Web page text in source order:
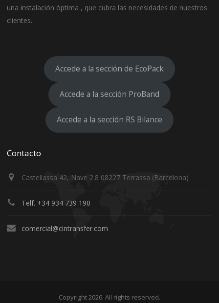
una instalación óptima , que cubra las necesidades de nuestros
clientes.
Accede a la sección de EcoPack
Accede a la sección ProBand
Accede a la sección RS Bilance
Contacto
Castellassa 42, Nave 2.8 08227 Terrassa (Barcelona)
Telf. +34 934 739 190
comercial@cintransfer.com
Copyright 2026. All rights reserved.